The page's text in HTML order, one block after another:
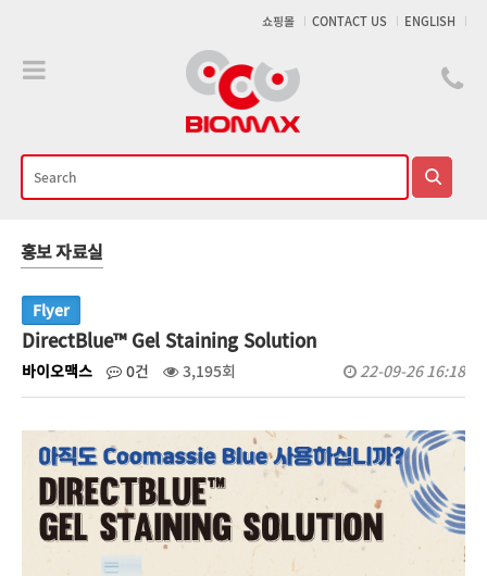
쇼핑몰 CONTACT US ENGLISH
홍보 자료실
Flyer
DirectBlue™ Gel Staining Solution
바이오맥스 0건 3,195회 22-09-26 16:18